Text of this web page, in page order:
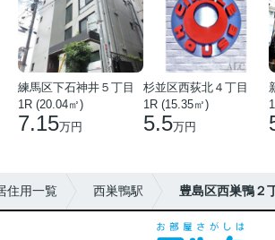
練馬区下石神井５丁目
1R (20.04㎡)
7.15万円
杉並区西荻北４丁目
1R (15.35㎡)
5.5万円
住用一覧 西巣鴨駅 豊島区西巣鴨２